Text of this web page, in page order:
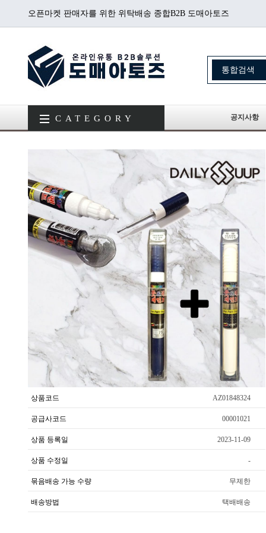
오픈마켓 판매자를 위한 위탁배송 종합B2B 도매아토즈
CATEGORY 공지사항
상품코드 AZ01848324
공급사코드 00001021
상품 등록일 2023-11-09
상품 수정일 -
묶음배송 가능 수량 무제한
배송방법 택배배송